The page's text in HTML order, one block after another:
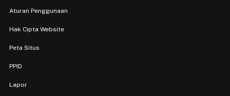
Aturan Penggunaan
Hak Cipta Website
Peta Situs
PPID
Lapor